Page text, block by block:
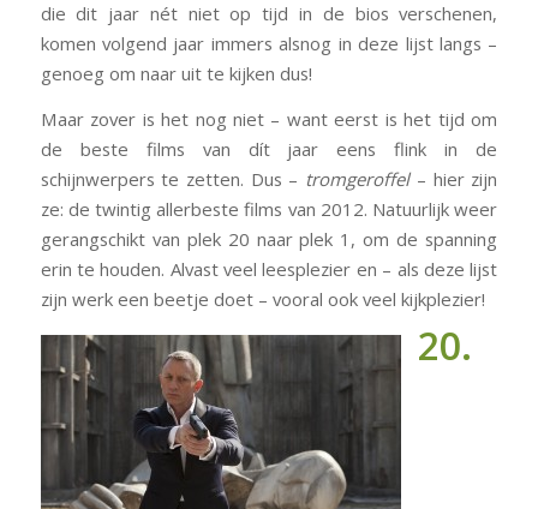
die dit jaar nét niet op tijd in de bios verschenen,
komen volgend jaar immers alsnog in deze lijst langs –
genoeg om naar uit te kijken dus!
Maar zover is het nog niet – want eerst is het tijd om
de beste films van dít jaar eens flink in de
schijnwerpers te zetten. Dus – tromgeroffel– hier zijn
ze: de twintig allerbeste films van 2012. Natuurlijk weer
gerangschikt van plek 20 naar plek 1, om de spanning
erin te houden. Alvast veel leesplezier en – als deze lijst
zijn werk een beetje doet – vooral ook veel kijkplezier!
20.